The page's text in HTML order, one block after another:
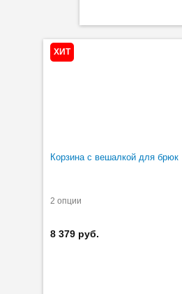
ХИТ
Корзина с вешалкой для брюк
2 опции
8 379 руб.